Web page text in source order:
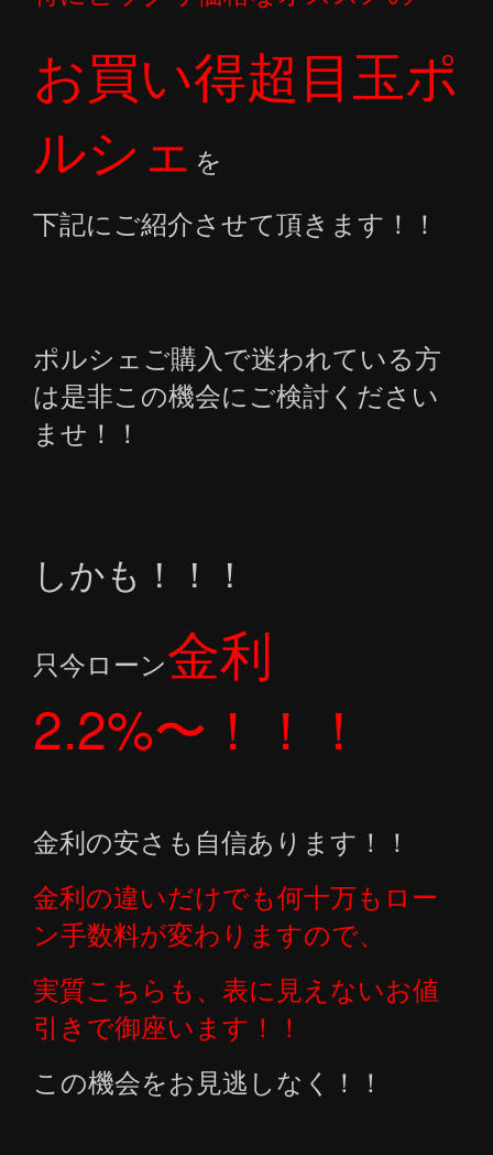
お買い得超目玉ポ
ルシェ を
下記にご紹介させて頂きます！！
ポルシェご購入で迷われている方
は是非この機会にご検討ください
ませ！！
しかも！！！
只今ローン金利
2.2%〜！！！
金利の安さも自信あります！！
金利の違いだけでも何十万もロー
ン手数料が変わりますので、
実質こちらも、表に見えないお値
引きで御座います！！
この機会をお見逃しなく！！